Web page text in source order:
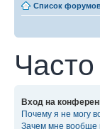
Список
Вход на
Почему я не могу
Зачем мне вообще